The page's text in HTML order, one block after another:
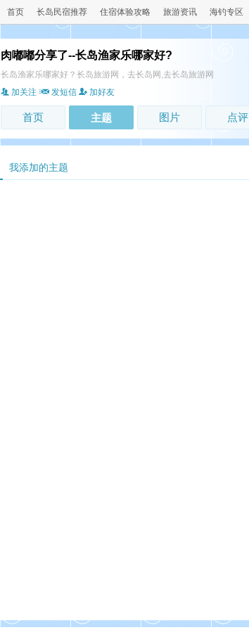
首页 长岛民宿推荐 住宿体验攻略 旅游资讯 海钓专区
肉嘟嘟分享了--长岛渔家乐哪家好?
长岛渔家乐哪家好？长岛旅游网，去长岛网,去长岛旅游网
加关注
发短信 加好友
首页 主题 图片 点评
我添加的主题